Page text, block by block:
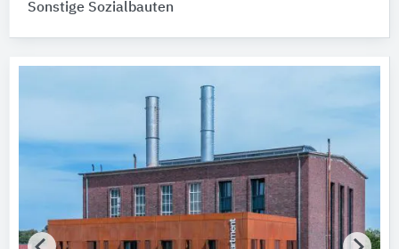
Sonstige Sozialbauten